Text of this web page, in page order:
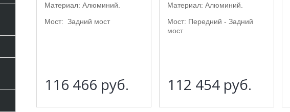
Материал: Алюминий.
Мост: Задний мост
116 466 руб.
Материал: Алюминий.
Мост: Передний - Задний
мост
112 454 руб.